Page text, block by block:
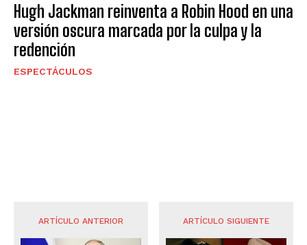
Hugh Jackman reinventa a Robin Hood en una
versión oscura marcada por la culpa y la
redención
ESPECTÁCULOS
ARTÍCULO ANTERIOR ARTÍCULO SIGUIENTE